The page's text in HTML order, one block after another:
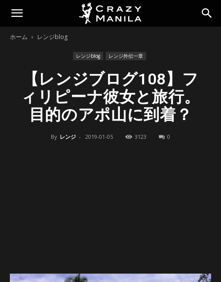
ホーム レンジblog
レンジblog レンジ外伝一章
【レンジブログ108】フ
ィリピーナ彼女と旅行。
目的のアポ山に到着？
By レンジ - 2019-01-05 3123 0